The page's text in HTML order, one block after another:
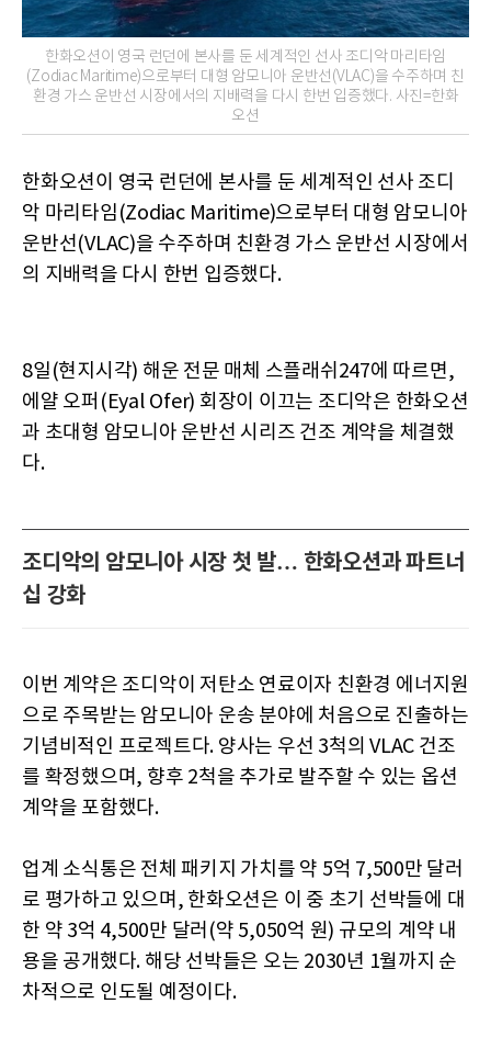
한화오션이 영국 런던에 본사를 둔 세계적인 선사 조디악 마리타임
(Zodiac Maritime)으로부터 대형 암모니아 운반선(VLAC)을 수주하며 친
환경 가스 운반선 시장에서의 지배력을 다시 한번 입증했다. 사진=한화
오션
한화오션이 영국 런던에 본사를 둔 세계적인 선사 조디
악 마리타임(Zodiac Maritime)으로부터 대형 암모니아
운반선(VLAC)을 수주하며 친환경 가스 운반선 시장에서
의 지배력을 다시 한번 입증했다.
8일(현지시각) 해운 전문 매체 스플래쉬247에 따르면,
에얄 오퍼(Eyal Ofer) 회장이 이끄는 조디악은 한화오션
과 초대형 암모니아 운반선 시리즈 건조 계약을 체결했
다.
조디악의 암모니아 시장 첫 발… 한화오션과 파트너
십 강화
이번 계약은 조디악이 저탄소 연료이자 친환경 에너지원
으로 주목받는 암모니아 운송 분야에 처음으로 진출하는
기념비적인 프로젝트다. 양사는 우선 3척의 VLAC 건조
를 확정했으며, 향후 2척을 추가로 발주할 수 있는 옵션
계약을 포함했다.
업계 소식통은 전체 패키지 가치를 약 5억 7,500만 달러
로 평가하고 있으며, 한화오션은 이 중 초기 선박들에 대
한 약 3억 4,500만 달러(약 5,050억 원) 규모의 계약 내
용을 공개했다. 해당 선박들은 오는 2030년 1월까지 순
차적으로 인도될 예정이다.